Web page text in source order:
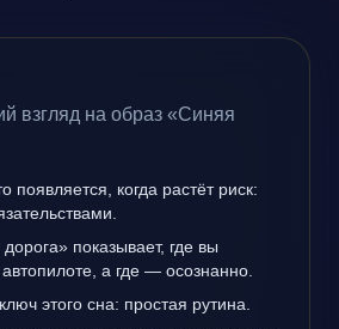
взгляд на образ «Синяя
появляется, когда растёт риск:
показывает, где вы
а где — осознанно.
этого сна: простая рутина.